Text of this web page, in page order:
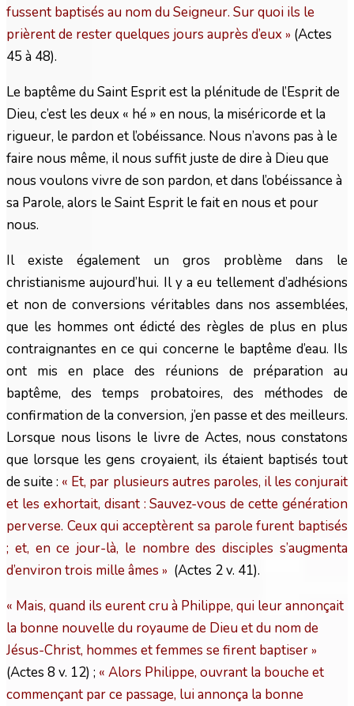
fussent baptisés au nom du Seigneur. Sur quoi ils le
prièrent de rester quelques jours auprès d’eux » (Actes
45 à 48).
Le baptême du Saint Esprit est la plénitude de l’Esprit de
Dieu, c’est les deux « hé » en nous, la miséricorde et la
rigueur, le pardon et l’obéissance. Nous n’avons pas à le
faire nous même, il nous suffit juste de dire à Dieu que
nous voulons vivre de son pardon, et dans l’obéissance à
sa Parole, alors le Saint Esprit le fait en nous et pour
nous.
Il existe également un gros problème dans le
christianisme aujourd’hui. Il y a eu tellement d’adhésions
et non de conversions véritables dans nos assemblées,
que les hommes ont édicté des règles de plus en plus
contraignantes en ce qui concerne le baptême d’eau. Ils
ont mis en place des réunions de préparation au
baptême, des temps probatoires, des méthodes de
confirmation de la conversion, j’en passe et des meilleurs.
Lorsque nous lisons le livre de Actes, nous constatons
que lorsque les gens croyaient, ils étaient baptisés tout
de suite : « Et, par plusieurs autres paroles, il les conjurait
et les exhortait, disant : Sauvez-vous de cette génération
perverse. Ceux qui acceptèrent sa parole furent baptisés
; et, en ce jour-là, le nombre des disciples s’augmenta
d’environ trois mille âmes » (Actes 2 v. 41).
« Mais, quand ils eurent cru à Philippe, qui leur annonçait
la bonne nouvelle du royaume de Dieu et du nom de
Jésus-Christ, hommes et femmes se firent baptiser »
(Actes 8 v. 12) ; « Alors Philippe, ouvrant la bouche et
commençant par ce passage, lui annonça la bonne